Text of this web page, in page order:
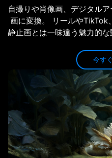
自撮りや肖像画、デジタル
画に変換。 リールやTikTok
静止画とは一味違う魅力的な
今す